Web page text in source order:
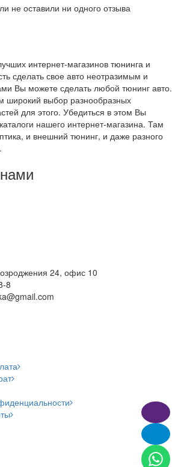
не оставили ни одного отзыва
интернет-магазинов тюнинга и
сделать свое авто неотразимым и
Вы можете сделать любой тюнинг авто.
широкий выбор разнообразных
для этого. Убедиться в этом Вы
нашего интернет-магазина. Там
и внешний тюнинг, и даже разного
24, офис 10
8